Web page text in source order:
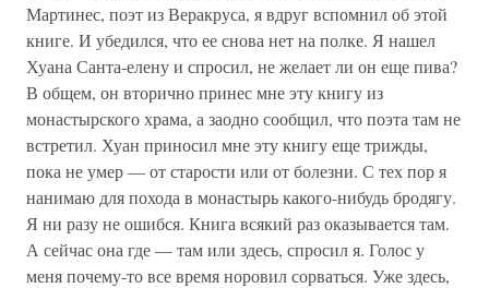
Мартинес, поэт из Веракруса, я вдруг вспомнил об этой
книге. И убедился, что ее снова нет на полке. Я нашел
Хуана Санта-елену и спросил, не желает ли он еще пива?
В общем, он вторично принес мне эту книгу из
монастырского храма, а заодно сообщил, что поэта там не
встретил. Хуан приносил мне эту книгу еще трижды,
пока не умер — от старости или от болезни. С тех пор я
нанимаю для похода в монастырь какого-нибудь бродягу.
Я ни разу не ошибся. Книга всякий раз оказывается там.
А сейчас она где — там или здесь, спросил я. Голос у
меня почему-то все время норовил сорваться. Уже здесь,